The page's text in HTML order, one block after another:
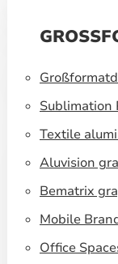
Sublimation
Textile
Aluvision
Bematrix
Mobile
Office